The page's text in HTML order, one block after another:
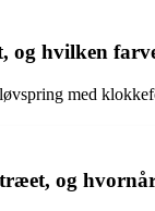
hvilken
med
og